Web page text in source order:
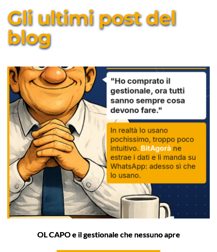
Gli ultimi post del
blog
OL CAPO e il gestionale che nessuno apre